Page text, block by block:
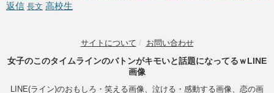
返信 長文 高校生
サイトについて / お問い合わせ
女子のこのタイムラインのバトンがキモいと話題になってるｗLINE
画像
LINE(ライン)のおもしろ・笑える画像、泣ける・感動する画像、恋の画